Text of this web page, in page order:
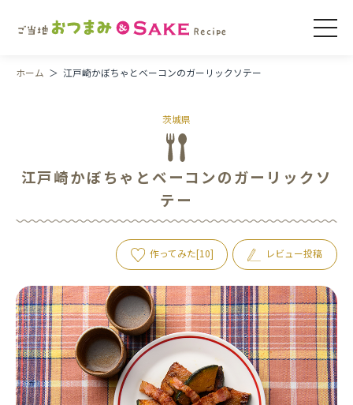
地域一覧から探す
日本酒のタイプから探す
食材から探す
ホーム 江戸崎かぼちゃとベーコンのガーリックソテー
茨城県
江戸崎かぼちゃとベーコンのガーリックソ
テー
作ってみた[10] レビュー投稿